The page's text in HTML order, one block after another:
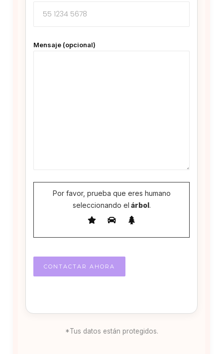
Mensaje (opcional)
Por favor, prueba que eres humano
seleccionando el árbol.
*Tus datos están protegidos.